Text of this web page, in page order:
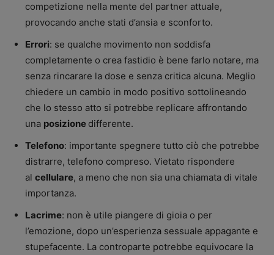
competizione nella mente del partner attuale,
provocando anche stati d’ansia e sconforto.
Errori: se qualche movimento non soddisfa
completamente o crea fastidio è bene farlo notare, ma
senza rincarare la dose e senza critica alcuna. Meglio
chiedere un cambio in modo positivo sottolineando
che lo stesso atto si potrebbe replicare affrontando
una posizione differente.
Telefono: importante spegnere tutto ciò che potrebbe
distrarre, telefono compreso. Vietato rispondere
al cellulare, a meno che non sia una chiamata di vitale
importanza.
Lacrime: non è utile piangere di gioia o per
l’emozione, dopo un’esperienza sessuale appagante e
stupefacente. La controparte potrebbe equivocare la